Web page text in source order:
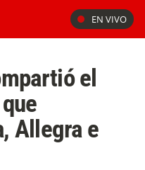
EN VIVO
el
Allegra e